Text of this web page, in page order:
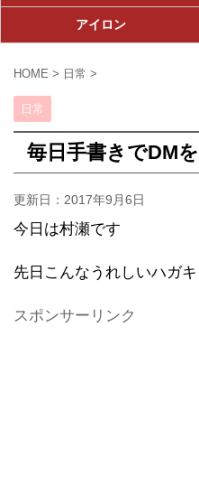
アイロン
HOME > 日常 >
日常
毎日手書きでDM
更新日： 2017年9月6日
今日は村瀬です
先日こんなうれしいハガキ
スポンサーリンク